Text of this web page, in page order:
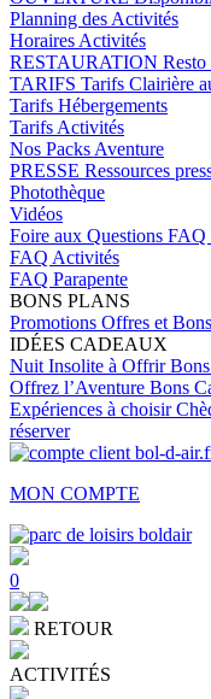
Planning des Activités
Horaires Activités
RESTAURATION Resto
TARIFS Tarifs Clairière
Tarifs Hébergements
Tarifs Activités
Nos Packs Aventure
PRESSE Ressources
Photothèque
Vidéos
Foire aux Questions FAQ
FAQ Activités
FAQ Parapente
BONS PLANS
Promotions Offres et
IDÉES CADEAUX
Nuit Insolite à Offrir
Offrez l’Aventure Bons
Expériences à choisir
réserver
MON COMPTE
0
RETOUR
ACTIVITÉS